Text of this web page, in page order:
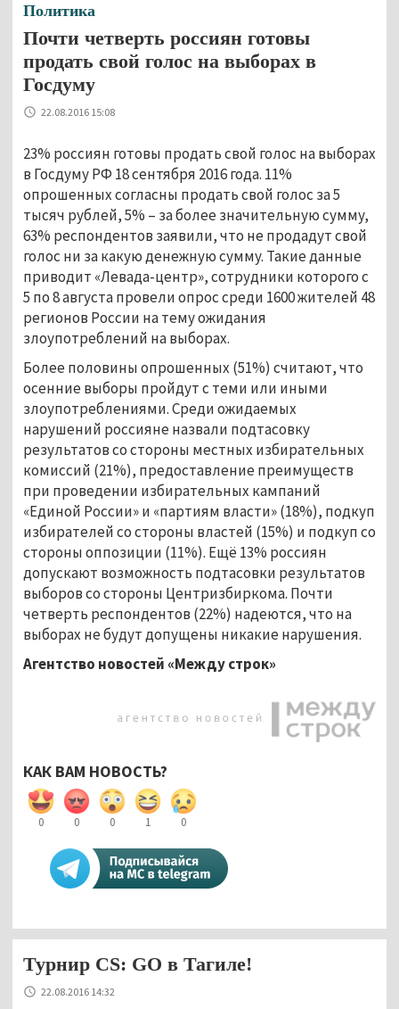
Политика
Почти четверть россиян готовы
продать свой голос на выборах в
Госдуму
22.08.2016 15:08
23% россиян готовы продать свой голос на выборах
в Госдуму РФ 18 сентября 2016 года. 11%
опрошенных согласны продать свой голос за 5
тысяч рублей, 5% – за более значительную сумму,
63% респондентов заявили, что не продадут свой
голос ни за какую денежную сумму. Такие данные
приводит «Левада-центр», сотрудники которого с
5 по 8 августа провели опрос среди 1600 жителей 48
регионов России на тему ожидания
злоупотреблений на выборах.
Более половины опрошенных (51%) считают, что
осенние выборы пройдут с теми или иными
злоупотреблениями. Среди ожидаемых
нарушений россияне назвали подтасовку
результатов со стороны местных избирательных
комиссий (21%), предоставление преимуществ
при проведении избирательных кампаний
«Единой России» и «партиям власти» (18%), подкуп
избирателей со стороны властей (15%) и подкуп со
стороны оппозиции (11%). Ещё 13% россиян
допускают возможность подтасовки результатов
выборов со стороны Центризбиркома. Почти
четверть респондентов (22%) надеются, что на
выборах не будут допущены никакие нарушения.
Агентство новостей «Между строк»
КАК ВАМ НОВОСТЬ?
0 0 0 1 0
Турнир CS: GO в Тагиле!
22.08.2016 14:32